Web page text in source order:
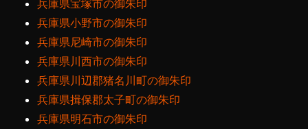
兵庫県宝塚市の御朱印
兵庫県小野市の御朱印
兵庫県尼崎市の御朱印
兵庫県川西市の御朱印
兵庫県川辺郡猪名川町の御朱印
兵庫県揖保郡太子町の御朱印
兵庫県明石市の御朱印